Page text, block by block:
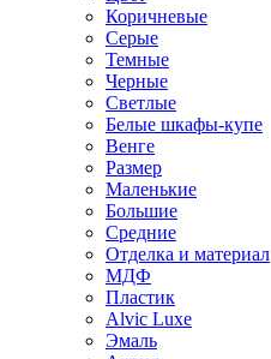
Коричневые
Серые
Темные
Черные
Светлые
Белые шкафы-купе
Венге
Размер
Маленькие
Большие
Средние
Отделка и материал
МДФ
Пластик
Alvic Luxe
Эмаль